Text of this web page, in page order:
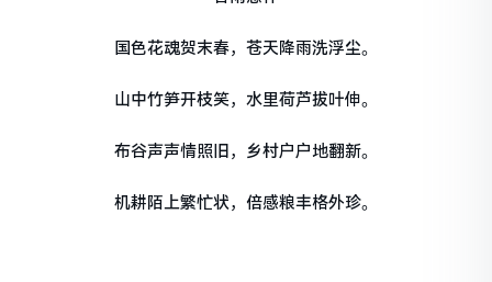
国色花魂贺末春，苍天降雨洗浮尘。
山中竹笋开枝笑，水里荷芦拔叶伸。
布谷声声情照旧，乡村户户地翻新。
机耕陌上繁忙状，倍感粮丰格外珍。